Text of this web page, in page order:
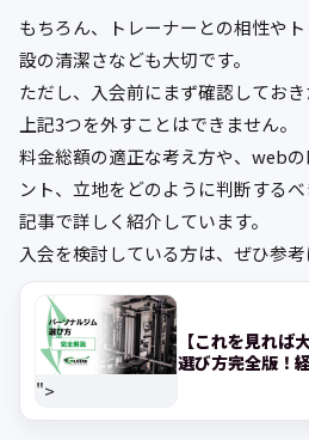
もちろん、トレーナーとの相性や
設の清潔さなども大切です。
ただし、入会前にまず確認しておき
上記3つを外すことはできません。
料金総額の適正な考え方や、web
ント、立地をどのように判断する
記事で詳しく紹介しています。
入会を検討している方は、ぜひ参考
">
【これを見れば
選び方完全版！